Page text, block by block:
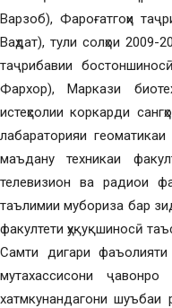
Варзоб), Фароғатгоҳи
Ваҳдат), тули солҳои
таҷрибавии
Фархор), Маркази
истеҳсолии коркарди
лабараторияи
маъдану техникаи
телевизион ва радиои
таълимии мубориза бар
факултети ҳуқуқшиносӣ
Самти дигари
мутахассисони
хатмкунандагони шуъбаи